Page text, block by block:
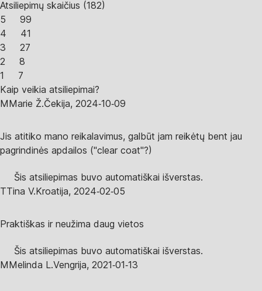
Atsiliepimų skaičius (182)
5
99
4
41
3
27
2
8
1
7
Kaip veikia atsiliepimai?
MMarie Ž.Čekija, 2024‑10‑09
Jis atitiko mano reikalavimus, galbūt jam reikėtų bent jau
pagrindinės apdailos ("clear coat"?)
Šis atsiliepimas buvo automatiškai išverstas.
TTina V.Kroatija, 2024‑02‑05
Praktiškas ir neužima daug vietos
Šis atsiliepimas buvo automatiškai išverstas.
MMelinda L.Vengrija, 2021‑01‑13